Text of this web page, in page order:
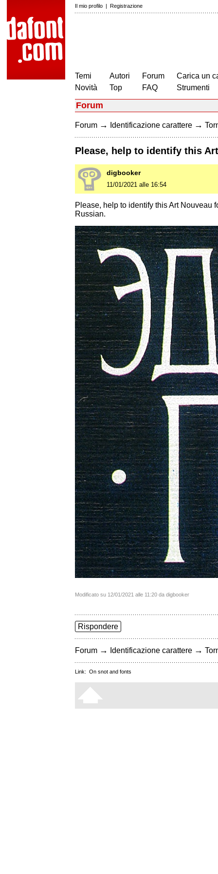
Il mio profilo | Registrazione
Temi
Novità
Autori
Top
Forum
FAQ
Carica un
Strumenti
Forum
Forum → Identificazione carattere →
Please, help to identify this
digbooker
11/01/2021 alle 16:54
Please, help to identify this Art Nouveau
Russian.
Modificato su 12/01/2021 alle 11:20 da digbooker
Rispondere
Forum → Identificazione carattere →
Link: On snot and fonts